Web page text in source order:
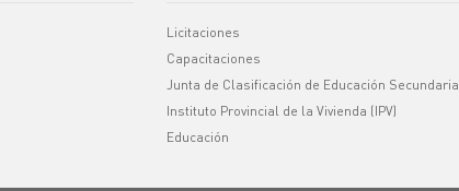
Licitaciones
Capacitaciones
Junta de Clasificación de Educación Secundaria
Instituto Provincial de la Vivienda (IPV)
Educación